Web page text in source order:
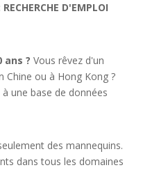
D'EMPLOI
ans ? Vous rêvez d'un
Chine ou à Hong Kong ?
une base de données
des mannequins.
dans tous les domaines